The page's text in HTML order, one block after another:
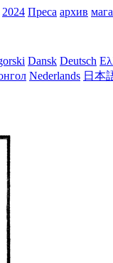
2024 Преса архив
Dansk Deutsch
Nederlands 日本